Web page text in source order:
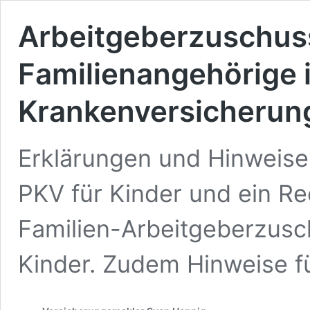
Familienangehörige
Erklärungen und
PKV für Kinder und ein
Familien-
Kinder. Zudem Hinweise